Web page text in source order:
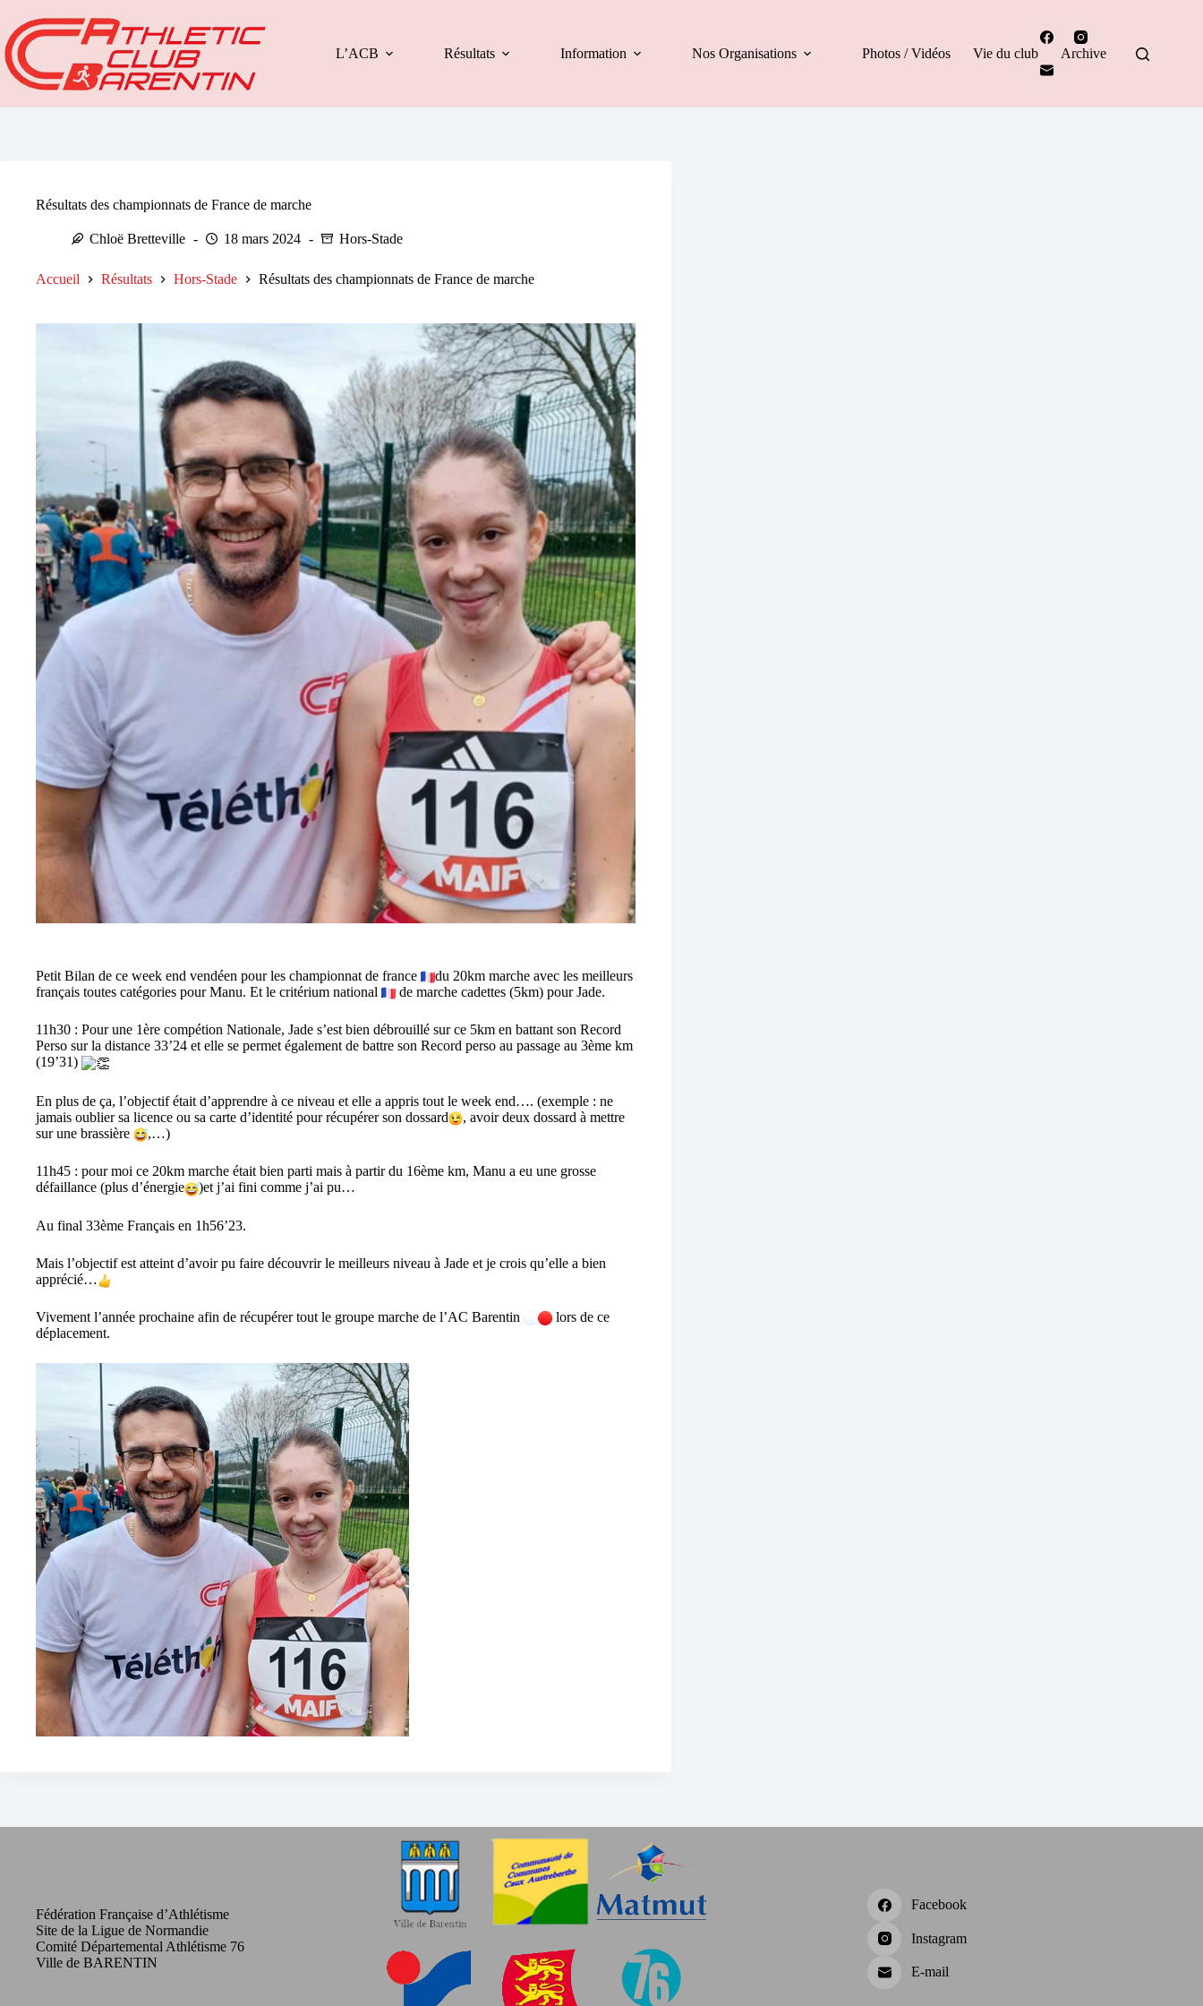
contenu
L’ACB
Résultats Information Nos Organisations Photos / Vidéos Vie du club Archive
Résultats des championnats de France de marche
Chloë Bretteville 18 mars 2024 Hors-Stade
Accueil Résultats Hors-Stade Résultats des championnats de France de marche
Petit Bilan de ce week end vendéen pour les championnat de france
du 20km marche avec les meilleurs
français toutes catégories pour Manu. Et le critérium national
de marche cadettes (5km) pour Jade.
11h30 : Pour une 1ère compétion Nationale, Jade s’est bien débrouillé sur ce 5km en battant son Record
Perso sur la distance 33’24 et elle se permet également de battre son Record perso au passage au 3ème km
(19’31)
En plus de ça, l’objectif était d’apprendre à ce niveau et elle a appris tout le week end…. (exemple : ne
jamais oublier sa licence ou sa carte d’identité pour récupérer son dossard
, avoir deux dossard à mettre
sur une brassière
,…)
11h45 : pour moi ce 20km marche était bien parti mais à partir du 16ème km, Manu a eu une grosse
défaillance (plus d’énergie
)et j’ai fini comme j’ai pu…
Au final 33ème Français en 1h56’23.
Mais l’objectif est atteint d’avoir pu faire découvrir le meilleurs niveau à Jade et je crois qu’elle a bien
apprécié…
Vivement l’année prochaine afin de récupérer tout le groupe marche de l’AC Barentin
lors de ce
déplacement.
Fédération Française d’Athlétisme
Site de la Ligue de Normandie
Comité Départemental Athlétisme 76
Ville de BARENTIN
Facebook
Instagram
E-mail